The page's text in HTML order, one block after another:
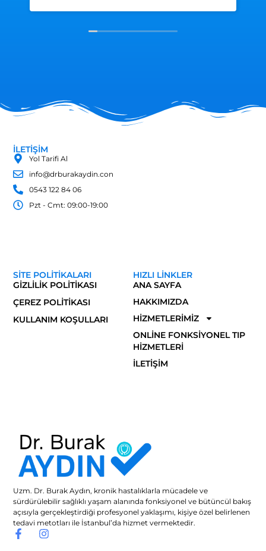
alakalarından dolayı
emeği var Allah senden razı olsun rabbim
sizi yormasın Sümeyye hanım hepinize
esenlikler diliyorum...
Uzm. Dr. Burak Aydın, kronik hastalıklarla mücadele ve
sürdürülebilir sağlıklı yaşam alanında fonksiyonel ve bütüncül bakış
açısıyla gerçekleştirdiği profesyonel yaklaşımı, kişiye özel belirlenen
tedavi metotları ile İstanbul’da hizmet vermektedir.
HIZLI LINKLER
ANA SAYFA
HAKKIMIZDA
HIZMETLERIMIZ
ONLINE FONKSIYONEL TIP
HIZMETLERI
İLETIŞIM
SITE POLITIKALARI
GIZLILIK POLITIKASI
ÇEREZ POLITIKASI
KULLANIM KOŞULLARI
İLETİŞİM
Yol Tarifi Al
info@drburakaydin.con
0543 122 84 06
Pzt - Cmt: 09:00-19:00